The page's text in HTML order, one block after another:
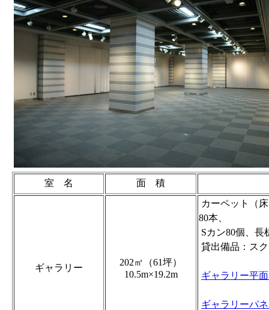
室 名 面 積
ギャラリー
202㎡（61坪）
10.5m×19.2m
カーペット（
80本、
Sカン80個、長
貸出備品：ス
ギャラリー平
ギャラリーパ